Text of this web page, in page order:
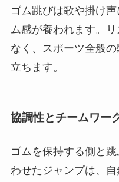
ゴム跳びは歌や掛け
ム感が養われます。
なく、スポーツ全般
立ちます。
協調性とチームワー
ゴムを保持する側と
わせたジャンプは、